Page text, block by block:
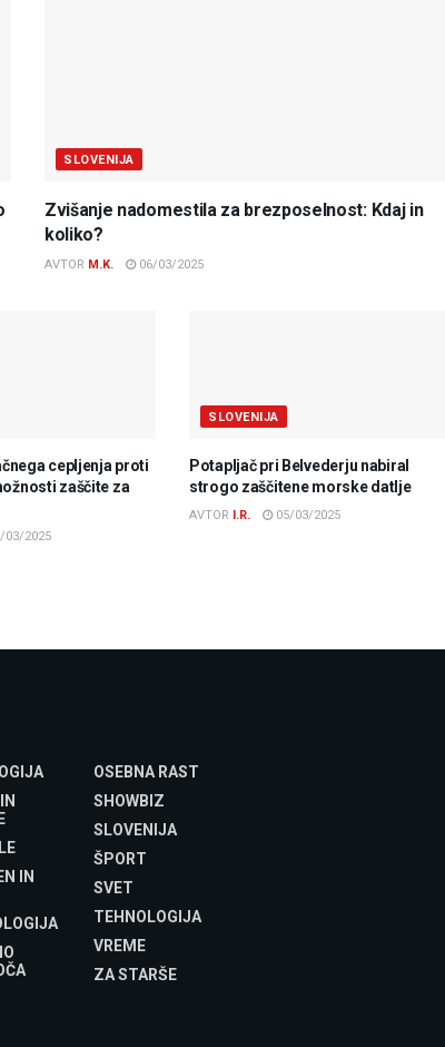
SLOVENIJA
Zvišanje nadomestila za brezposelnost: Kdaj in
koliko?
AVTOR M.K. 06/03/2025
cepljenja proti
zaščite za
2025
SLOVENIJA
Potapljač pri Belvederju nabiral
strogo zaščitene morske datlje
AVTOR I.R. 05/03/2025
IN
OSEBNA RAST
SHOWBIZ
SLOVENIJA
ŠPORT
SVET
TEHNOLOGIJA
VREME
ZA STARŠE